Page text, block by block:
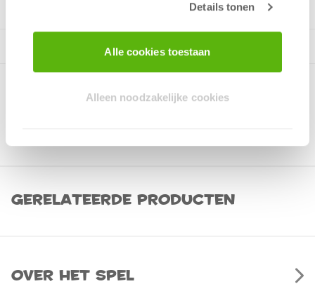
Details tonen
Alle cookies toestaan
Alleen noodzakelijke cookies
Gerelateerde producten
Over het spel